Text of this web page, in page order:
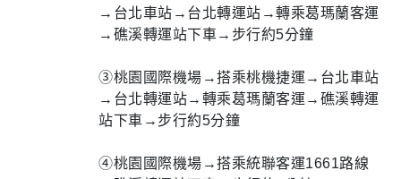
→台北車站→台北轉運站→轉乘葛瑪蘭客運
→礁溪轉運站下車→步行約5分鐘
③桃園國際機場→搭乘桃機捷運→台北車站
→台北轉運站→轉乘葛瑪蘭客運→礁溪轉運
站下車→步行約5分鐘
④桃園國際機場→搭乘統聯客運1661路線